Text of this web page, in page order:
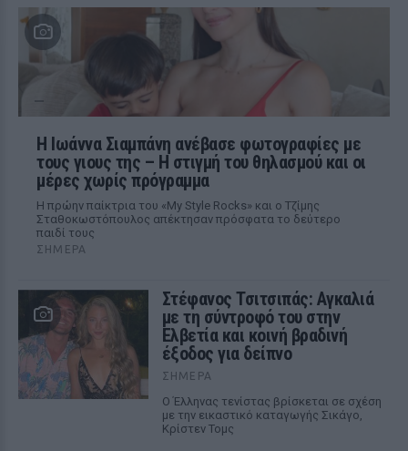
H Ιωάννα Σιαμπάνη ανέβασε φωτογραφίες με
τους γιους της – Η στιγμή του θηλασμού και οι
μέρες χωρίς πρόγραμμα
Η πρώην παίκτρια του «My Style Rocks» και ο Τζίμης
Σταθοκωστόπουλος απέκτησαν πρόσφατα το δεύτερο
παιδί τους
ΣΉΜΕΡΑ
Στέφανος Τσιτσιπάς: Αγκαλιά
με τη σύντροφό του στην
Ελβετία και κοινή βραδινή
έξοδος για δείπνο
ΣΉΜΕΡΑ
Ο Έλληνας τενίστας βρίσκεται σε σχέση
με την εικαστικό καταγωγής Σικάγο,
Κρίστεν Τομς